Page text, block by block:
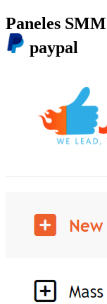
Paneles
paypal